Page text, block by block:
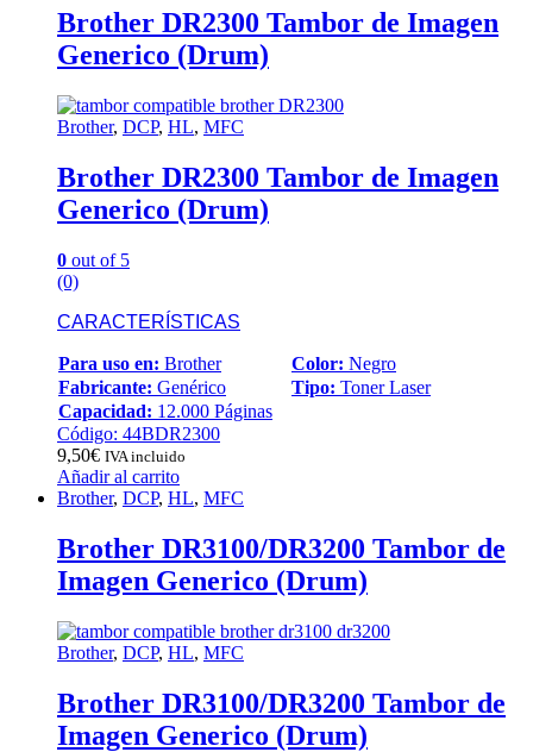
Brother DR2300 Tambor de Imagen
Generico (Drum)
Brother, DCP, HL, MFC
Brother DR2300 Tambor de Imagen
Generico (Drum)
0 out of 5
(0)
CARACTERÍSTICAS
Para uso en: Brother Color: Negro
Fabricante: Genérico Tipo: Toner Laser
Capacidad: 12.000 Páginas
Código: 44BDR2300
9,50€ IVA incluido
Añadir al carrito
Brother, DCP, HL, MFC
Brother DR3100/DR3200 Tambor de
Imagen Generico (Drum)
Brother, DCP, HL, MFC
Brother DR3100/DR3200 Tambor de
Imagen Generico (Drum)